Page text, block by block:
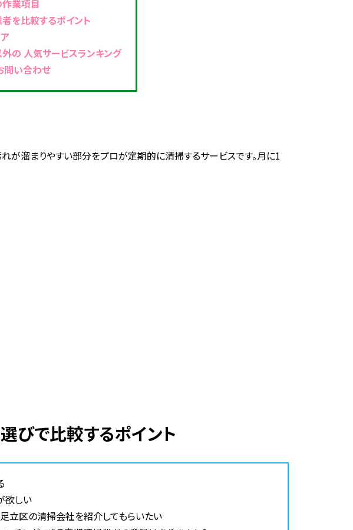
業項目
を比較するポイント
の 人気サービスランキング
問い合わせ
が溜まりやすい部分をプロが定期的に清掃するサービスです。月に1
びで比較するポイント
欲しい
立区の清掃会社を紹介してもらいたい